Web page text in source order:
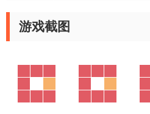
游戏截图